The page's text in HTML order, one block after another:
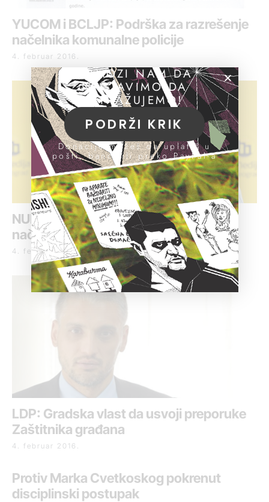
YUCOM i BCLJP: Podrška za razrešenje
načelnika komunalne policije
4. februar 2016.
NUNS: Opravdan zahtev za smenu
načelnika Komunalne policije
4. februar 2016.
LDP: Gradska vlast da usvoji preporuke
Zaštitnika građana
4. februar 2016.
Protiv Marka Cvetkoskog pokrenut
disciplinski postupak
POMOZI NAM DA
NASTAVIMO DA
ISTRAŽUJEMO!
PODRŽI KRIK
Donacije možeš da uplatiš u
pošti, banci ili preko PayPal-a